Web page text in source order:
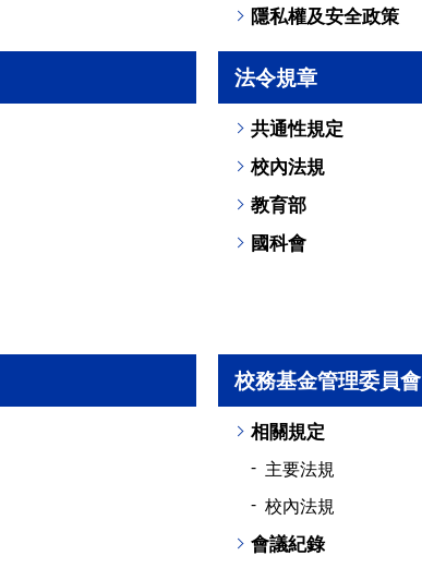
隱私權及安全政策
法令規章
共通性規定
校內法規
教育部
國科會
校務基金管理委員會
相關規定
主要法規
校內法規
會議紀錄